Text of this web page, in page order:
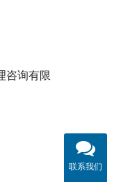
咨询有限
联系我们